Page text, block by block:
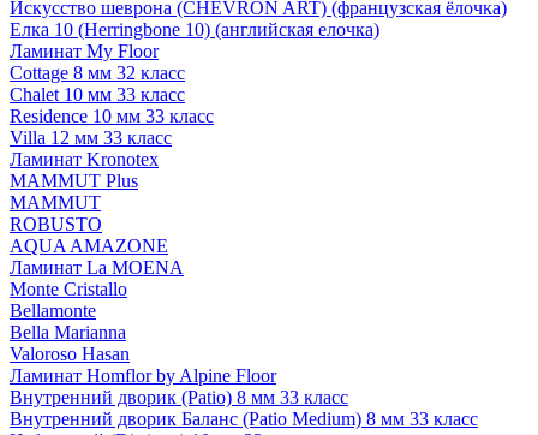
Искусство шеврона (CHEVRON ART) (французская ёлочка)
Елка 10 (Herringbone 10) (английская елочка)
Ламинат My Floor
Cottage 8 мм 32 класс
Chalet 10 мм 33 класс
Residence 10 мм 33 класс
Villa 12 мм 33 класс
Ламинат Kronotex
MAMMUT Plus
MAMMUT
ROBUSTO
AQUA AMAZONE
Ламинат La MOENA
Monte Cristallo
Bellamonte
Bella Marianna
Valoroso Hasan
Ламинат Homflor by Alpine Floor
Внутренний дворик (Patio) 8 мм 33 класс
Внутренний дворик Баланс (Patio Medium) 8 мм 33 класс